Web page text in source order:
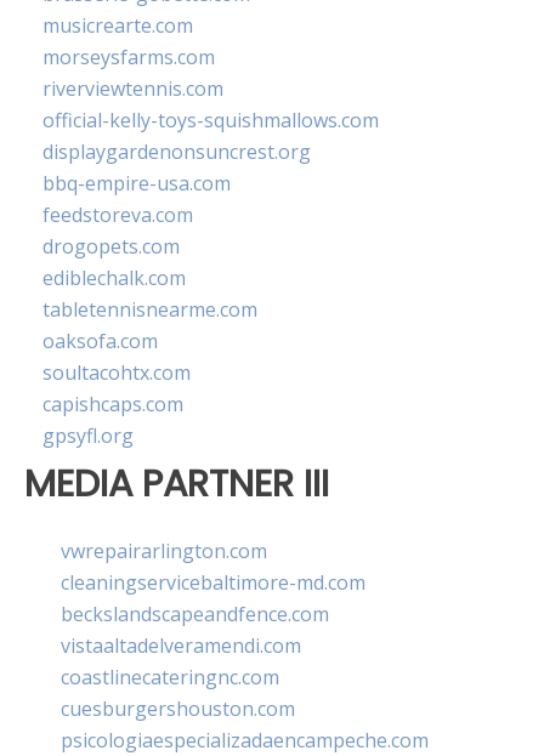
musicrearte.com
morseysfarms.com
riverviewtennis.com
official-kelly-toys-squishmallows.com
displaygardenonsuncrest.org
bbq-empire-usa.com
feedstoreva.com
drogopets.com
ediblechalk.com
tabletennisnearme.com
oaksofa.com
soultacohtx.com
capishcaps.com
gpsyfl.org
MEDIA PARTNER III
vwrepairarlington.com
cleaningservicebaltimore-md.com
beckslandscapeandfence.com
vistaaltadelveramendi.com
coastlinecateringnc.com
cuesburgershouston.com
psicologiaespecializadaencampeche.com